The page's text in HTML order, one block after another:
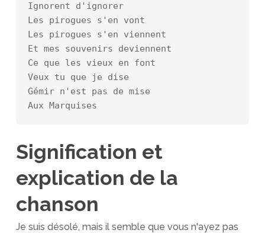
Ignorent d'ignorer
Les pirogues s'en vont
Les pirogues s'en viennent
Et mes souvenirs deviennent
Ce que les vieux en font
Veux tu que je dise
Gémir n'est pas de mise
Aux Marquises
Signification et
explication de la
chanson
Je suis désolé, mais il semble que vous n'ayez pas